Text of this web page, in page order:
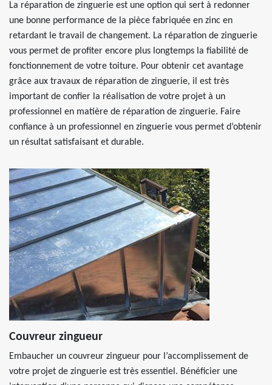
La réparation de zinguerie est une option qui sert à redonner
une bonne performance de la pièce fabriquée en zinc en
retardant le travail de changement. La réparation de zinguerie
vous permet de profiter encore plus longtemps la fiabilité de
fonctionnement de votre toiture. Pour obtenir cet avantage
grâce aux travaux de réparation de zinguerie, il est très
important de confier la réalisation de votre projet à un
professionnel en matière de réparation de zinguerie. Faire
confiance à un professionnel en zinguerie vous permet d’obtenir
un résultat satisfaisant et durable.
Couvreur zingueur
Embaucher un couvreur zingueur pour l’accomplissement de
votre projet de zinguerie est très essentiel. Bénéficier une